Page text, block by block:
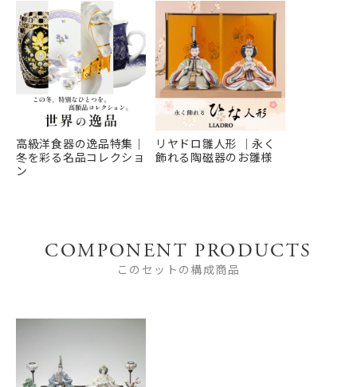
高級洋食器の逸品特集｜
冬を彩る名品コレクショ
ン
リヤドロ雛人形 ｜永く
飾れる陶磁器のお雛様
COMPONENT PRODUCTS
このセットの構成商品